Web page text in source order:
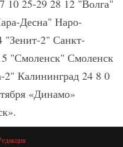
10 25-29 28 12 "Волга"
Десна" Наро-
"Зенит-2" Санкт-
"Смоленск" Смоленск
2" Калининград 24 8 0
«Динамо»